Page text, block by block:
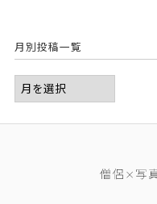
月別投稿一覧